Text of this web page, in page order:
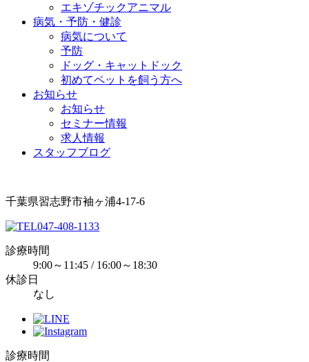
エキゾチックアニマル
病気・予防・健診
病気について
予防
ドッグ・キャットドック
初めてペットを飼う方へ
お知らせ
お知らせ
セミナー情報
求人情報
スタッフブログ
千葉県習志野市袖ヶ浦4-17-6
047-408-1133
診療時間
9:00～11:45 / 16:00～18:30
休診日
なし
診療時間